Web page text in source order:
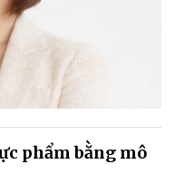
phẩm bằng mô